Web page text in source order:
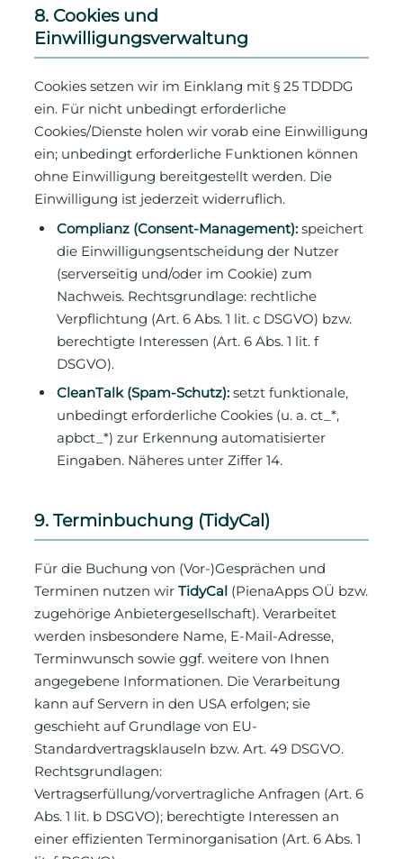
8. Cookies und
Einwilligungsverwaltung
Cookies setzen wir im Einklang mit § 25 TDDDG
ein. Für nicht unbedingt erforderliche
Cookies/Dienste holen wir vorab eine Einwilligung
ein; unbedingt erforderliche Funktionen können
ohne Einwilligung bereitgestellt werden. Die
Einwilligung ist jederzeit widerruflich.
Complianz (Consent-Management): speichert
die Einwilligungsentscheidung der Nutzer
(serverseitig und/oder im Cookie) zum
Nachweis. Rechtsgrundlage: rechtliche
Verpflichtung (Art. 6 Abs. 1 lit. c DSGVO) bzw.
berechtigte Interessen (Art. 6 Abs. 1 lit. f
DSGVO).
CleanTalk (Spam-Schutz): setzt funktionale,
unbedingt erforderliche Cookies (u. a. ct_*,
apbct_*) zur Erkennung automatisierter
Eingaben. Näheres unter Ziffer 14.
9. Terminbuchung (TidyCal)
Für die Buchung von (Vor-)Gesprächen und
Terminen nutzen wirTidyCal (PienaApps OÜ bzw.
zugehörige Anbietergesellschaft). Verarbeitet
werden insbesondere Name, E-Mail-Adresse,
Terminwunsch sowie ggf. weitere von Ihnen
angegebene Informationen. Die Verarbeitung
kann auf Servern in den USA erfolgen; sie
geschieht auf Grundlage von EU-
Standardvertragsklauseln bzw. Art. 49 DSGVO.
Rechtsgrundlagen:
Vertragserfüllung/vorvertragliche Anfragen (Art. 6
Abs. 1 lit. b DSGVO); berechtigte Interessen an
einer effizienten Terminorganisation (Art. 6 Abs. 1